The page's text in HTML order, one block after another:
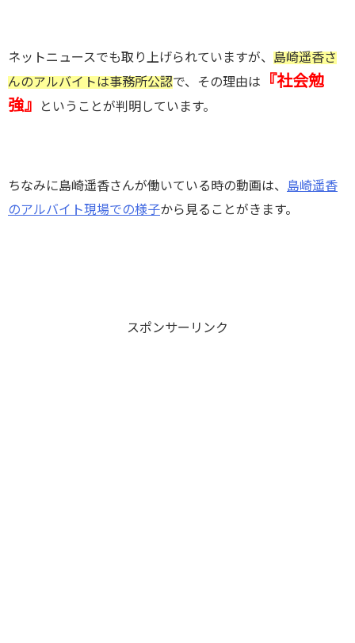
ネットニュースでも取り上げられていますが、 島崎遥香さ
んのアルバイトは事務所公認で、その理由は
『社会勉
強』
ということが判明しています。
ちなみに島崎遥香さんが働いている時の動画は、 島崎遥香
のアルバイト現場での様子から見ることがきます。
スポンサーリンク